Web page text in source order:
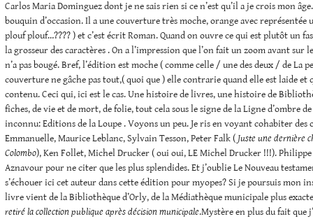
Carlos Maria Dominguez dont je ne sais rien si ce n’est qu’il a je crois mon
bouquin d’occasion. Il a une couverture très moche, orange avec représentée
plouf plouf…???? ) et c’est écrit Roman. Quand on ouvre ce qui est plutôt un
la grosseur des caractères . On a l’impression que l’on fait un zoom avant sur
n’a pas bougé. Bref, l’édition est moche ( comme celle / une des deux / de La
couverture ne gâche pas tout,( quoi que ) elle contrarie quand elle est laide et
contenu. Ceci qui, ici est le cas. Une histoire de livres, une histoire de
fiches, de vie et de mort, de folie, tout cela sous le signe de la Ligne d’ombre
inconnu: Editions de la Loupe . Voyons un peu. Je ris en voyant cohabiter des
Emmanuelle, Maurice Leblanc, Sylvain Tesson, Peter Falk ( Juste une dernière
Colombo), Ken Follet, Michel Drucker ( oui oui, LE Michel Drucker !!!).
Aznavour pour ne citer que les plus splendides. Et j’oublie Le Nouveau
s’échouer ici cet auteur dans cette édition pour myopes? Si je poursuis mon
livre vient de la Bibliothèque d’Orly, de la Médiathèque municipale plus
retiré la collection publique après décision municipale.Mystère en plus du fait que